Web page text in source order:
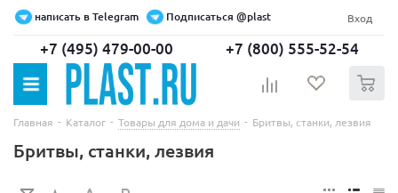
написать в Telegram Подписаться @plast Вход
+7 (495) 479-00-00 +7 (800) 555-52-54
Главная - Каталог - Товары для дома и дачи - Бритвы, станки, лезвия
Бритвы, станки, лезвия